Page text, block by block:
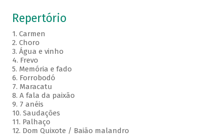
Repertório
1. Carmen
2. Choro
3. Água e vinho
4. Frevo
5. Memória e fado
6. Forrobodó
7. Maracatu
8. A fala da paixão
9. 7 anéis
10. Saudações
11. Palhaço
12. Dom Quixote / Baião malandro